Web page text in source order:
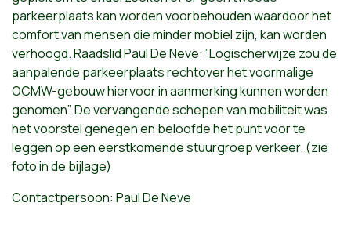
parkeerplaats kan worden voorbehouden waardoor het
comfort van mensen die minder mobiel zijn, kan worden
verhoogd. Raadslid Paul De Neve: ”Logischerwijze zou de
aanpalende parkeerplaats rechtover het voormalige
OCMW-gebouw hiervoor in aanmerking kunnen worden
genomen”. De vervangende schepen van mobiliteit was
het voorstel genegen en beloofde het punt voor te
leggen op een eerstkomende stuurgroep verkeer. (zie
foto in de bijlage)
Contactpersoon: Paul De Neve